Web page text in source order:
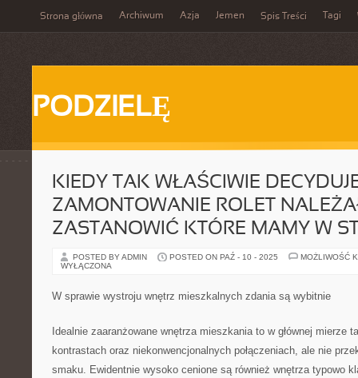
Strona główna Archiwum Azja Jemen Spis Treści Tagi
PODZIELĘ
KIEDY TAK WŁAŚCIWIE
ZAMONTOWANIE ROLET
ZASTANOWIĆ KTÓRE MAMY W
POSTED BY ADMIN POSTED ON PAŹ - 10 - 2025
MOŻLIWOŚĆ
WYŁĄCZONA
W sprawie wystroju wnętrz mieszkalnych zdania są wybitnie
Idealnie zaaranżowane wnętrza mieszkania to w głównej mierze
kontrastach oraz niekonwencjonalnych połączeniach, ale nie
smaku. Ewidentnie wysoko cenione są również wnętrza typowo